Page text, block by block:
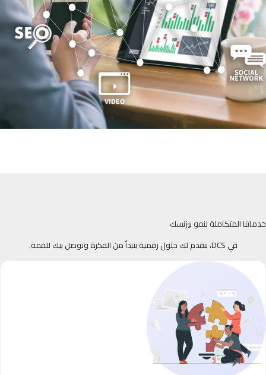
خدماتنا المتكاملة لنمو بيزنسك
في DCS، بنقدم لك حلول رقمية بتبدأ من الفكرة وتوصل بيك للقمة.